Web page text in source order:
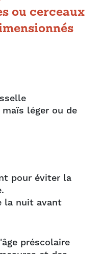
ou cerceaux
léger ou de
pour éviter la
la nuit avant
préscolaire